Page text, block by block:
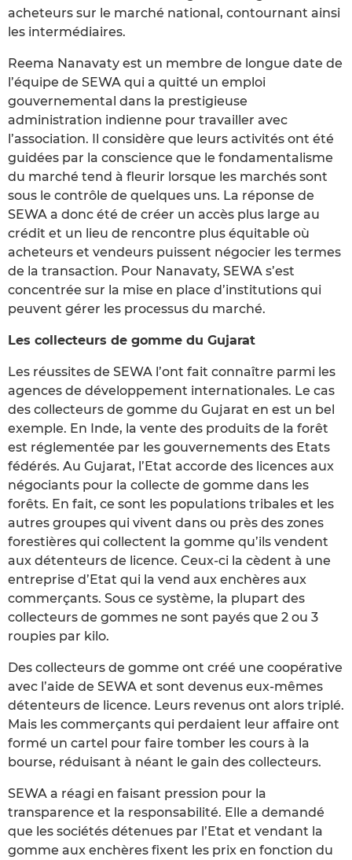
acheteurs sur le marché national, contournant ainsi
les intermédiaires.
Reema Nanavaty est un membre de longue date de
l’équipe de SEWA qui a quitté un emploi
gouvernemental dans la prestigieuse
administration indienne pour travailler avec
l’association. Il considère que leurs activités ont été
guidées par la conscience que le fondamentalisme
du marché tend à fleurir lorsque les marchés sont
sous le contrôle de quelques uns. La réponse de
SEWA a donc été de créer un accès plus large au
crédit et un lieu de rencontre plus équitable où
acheteurs et vendeurs puissent négocier les termes
de la transaction. Pour Nanavaty, SEWA s’est
concentrée sur la mise en place d’institutions qui
peuvent gérer les processus du marché.
Les collecteurs de gomme du Gujarat
Les réussites de SEWA l’ont fait connaître parmi les
agences de développement internationales. Le cas
des collecteurs de gomme du Gujarat en est un bel
exemple. En Inde, la vente des produits de la forêt
est réglementée par les gouvernements des Etats
fédérés. Au Gujarat, l’Etat accorde des licences aux
négociants pour la collecte de gomme dans les
forêts. En fait, ce sont les populations tribales et les
autres groupes qui vivent dans ou près des zones
forestières qui collectent la gomme qu’ils vendent
aux détenteurs de licence. Ceux-ci la cèdent à une
entreprise d’Etat qui la vend aux enchères aux
commerçants. Sous ce système, la plupart des
collecteurs de gommes ne sont payés que 2 ou 3
roupies par kilo.
Des collecteurs de gomme ont créé une coopérative
avec l’aide de SEWA et sont devenus eux-mêmes
détenteurs de licence. Leurs revenus ont alors triplé.
Mais les commerçants qui perdaient leur affaire ont
formé un cartel pour faire tomber les cours à la
bourse, réduisant à néant le gain des collecteurs.
SEWA a réagi en faisant pression pour la
transparence et la responsabilité. Elle a demandé
que les sociétés détenues par l’Etat et vendant la
gomme aux enchères fixent les prix en fonction du